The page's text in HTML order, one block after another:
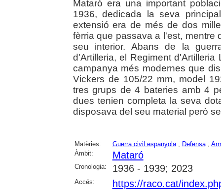
Mataró era una important
1936, dedicada la seva
extensió era de més de dos
fèrria que passava a l'est, mentre
seu interior. Abans de la
d'Artilleria, el Regiment
campanya més modernes que
Vickers de 105/22 mm, model
tres grups de 4 bateries amb 4
dues tenien completa la seva
disposava del seu material però
Matèries: Guerra civil espanyola; Defensa;
Àmbit:
Mataró
Cronologia: 1936 - 1939; 2023
Accés:
https://raco.cat/